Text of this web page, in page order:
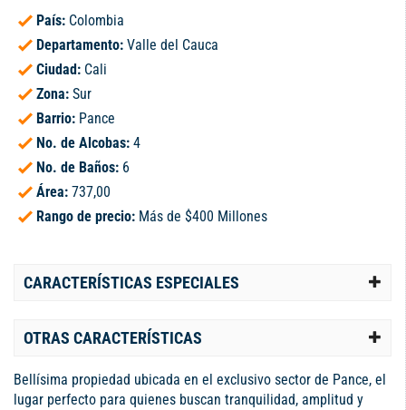
País: Colombia
Departamento: Valle del Cauca
Ciudad: Cali
Zona: Sur
Barrio: Pance
No. de Alcobas: 4
No. de Baños: 6
Área: 737,00
Rango de precio: Más de $400 Millones
CARACTERÍSTICAS ESPECIALES
OTRAS CARACTERÍSTICAS
Bellísima propiedad ubicada en el exclusivo sector de Pance, el
lugar perfecto para quienes buscan tranquilidad, amplitud y